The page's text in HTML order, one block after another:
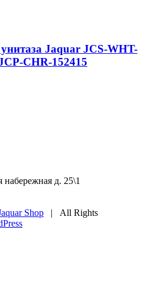
Jaquar JCS-WHT-
CHR-152415
д. 25\1
Shop | All Rights